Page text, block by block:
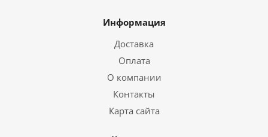
Информация
Доставка
Оплата
О компании
Контакты
Карта сайта